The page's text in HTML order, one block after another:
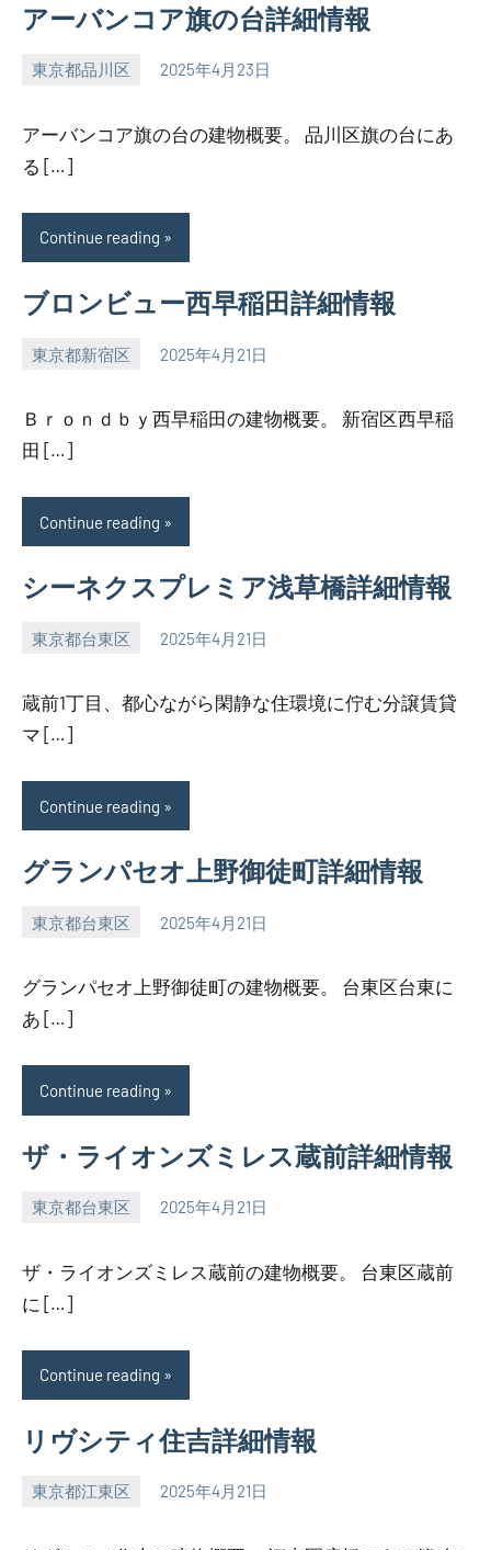
アーバンコア旗の台詳細情報
東京都品川区 2025年4月23日
SEZIMO
アーバンコア旗の台の建物概要。 品川区旗の台にあ
る […]
Continue reading
ブロンビュー西早稲田詳細情報
東京都新宿区 2025年4月21日
SEZIMO
Ｂｒｏｎｄｂｙ西早稲田の建物概要。 新宿区西早稲
田 […]
Continue reading
シーネクスプレミア浅草橋詳細情報
東京都台東区 2025年4月21日
SEZIMO
蔵前1丁目、都心ながら閑静な住環境に佇む分譲賃貸
マ […]
Continue reading
グランパセオ上野御徒町詳細情報
東京都台東区 2025年4月21日
SEZIMO
グランパセオ上野御徒町の建物概要。 台東区台東に
あ […]
Continue reading
ザ・ライオンズミレス蔵前詳細情報
東京都台東区 2025年4月21日
SEZIMO
ザ・ライオンズミレス蔵前の建物概要。 台東区蔵前
に […]
Continue reading
リヴシティ住吉詳細情報
東京都江東区 2025年4月21日
SEZIMO